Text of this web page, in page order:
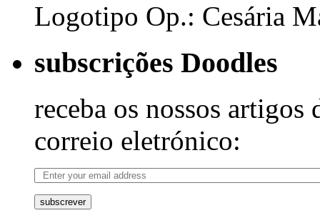
Logotipo Op.: Cesária
subscrições Doodles
receba os nossos artigos
correio eletrónico:
subscrever